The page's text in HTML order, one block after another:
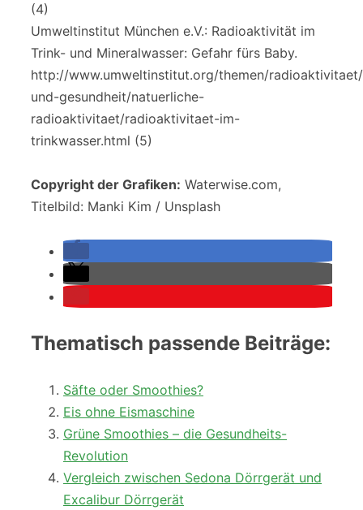
(4)
Umweltinstitut München e.V.: Radioaktivität im
Trink- und Mineralwasser: Gefahr fürs Baby.
http://www.umweltinstitut.org/themen/
und-gesundheit/natuerliche-
radioaktivitaet/radioaktivitaet-im-
trinkwasser.html (5)
Copyright der Grafiken: Waterwise.com,
Titelbild: Manki Kim / Unsplash
Thematisch passende Beiträge:
Säfte oder Smoothies?
Eis ohne Eismaschine
Grüne Smoothies – die Gesundheits-
Revolution
Vergleich zwischen Sedona Dörrgerät und
Excalibur Dörrgerät